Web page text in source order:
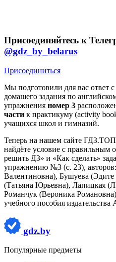
Присоединяйтесь к
@gdz_by_belarus
Присоединиться
Мы подготовили для вас ответ
домашего задания по
упражнения номер 3
части к практикуму (activity
учащихся школ и гимназий.
Теперь на нашем сайте ГДЗ.ТОП
найдёте условие с правильным
решить ДЗ» и «Как сделать»
упражнению №3 (с. 23),
Валентиновна), Бушуева
(Татьяна Юрьевна), Лапицкая
Романчук (Вероника
учебного пособия издательства
gdz.by
Популярные предметы